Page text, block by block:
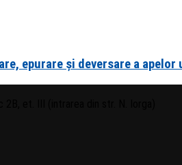
epurare și deversare a